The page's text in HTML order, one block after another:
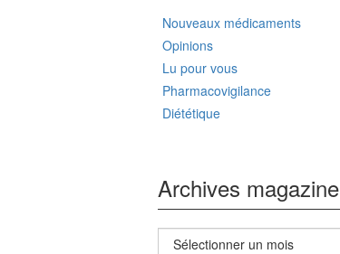
Nouveaux médicaments
Opinions
Lu pour vous
Pharmacovigilance
Diététique
Archives magazine
Archives